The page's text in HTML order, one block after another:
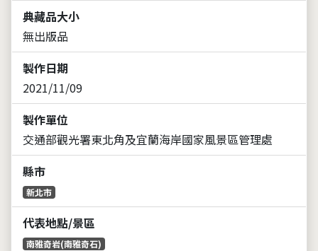
典藏品大小
無出版品
製作日期
2021/11/09
製作單位
交通部觀光署東北角及宜蘭海岸國家風景區管理處
縣市
新北市
代表地點/景區
南雅奇岩(南雅奇石)